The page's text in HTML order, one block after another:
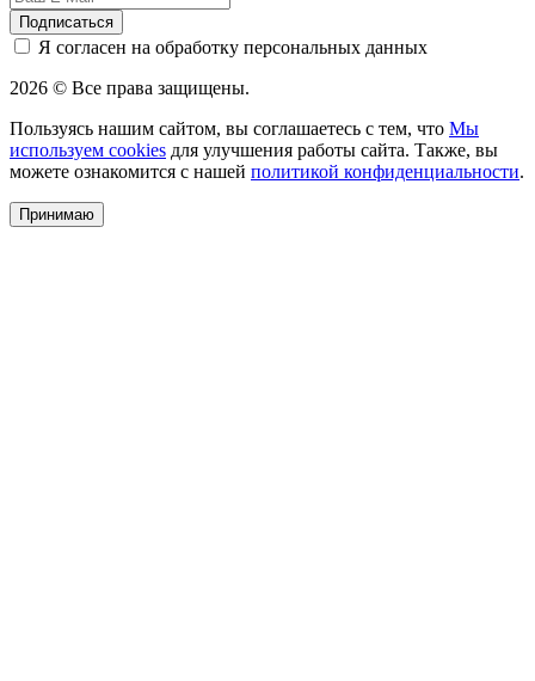
Подписаться
Я согласен на обработку персональных данных
2026 © Все права защищены.
Пользуясь нашим сайтом, вы соглашаетесь с тем, что Мы
используем cookies для улучшения работы сайта. Также, вы
можете ознакомится с нашей политикой конфиденциальности.
Принимаю